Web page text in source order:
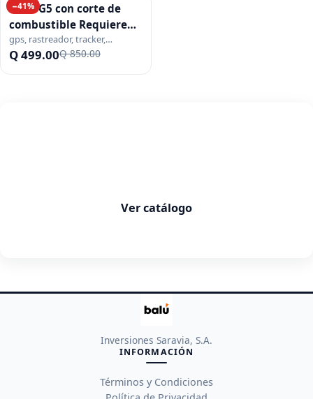
−41%
GPS TG5 con corte de
combustible Requiere
instalación (no incluida)
gps, rastreador, tracker,
localizador, instalacion, corte
combustible, relay, moto,
Q 499.00Q 850.00
Ver catálogo
Inversiones Saravia, S.A.
INFORMACIÓN
Términos y Condiciones